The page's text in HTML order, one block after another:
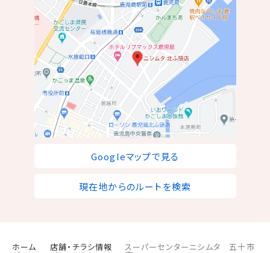
Googleマップで見る
現在地からのルートを検索
ホーム 店舗・チラシ情報 スーパーセンターニシムタ 五十市